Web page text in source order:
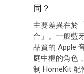
同？
主要差異在於
合」。一般藍
品質的 Apple
庭中樞的角色
制 HomeKit 配